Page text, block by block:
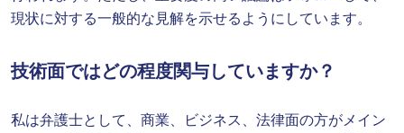
現状に対する一般的な見解を示せるようにしています。
技術面ではどの程度関与していますか？
私は弁護士として、商業、ビジネス、法律面の方がメイン